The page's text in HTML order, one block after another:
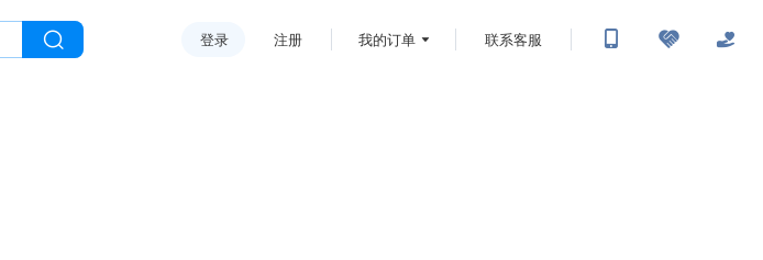
登录 注册 我的订单 联系客服